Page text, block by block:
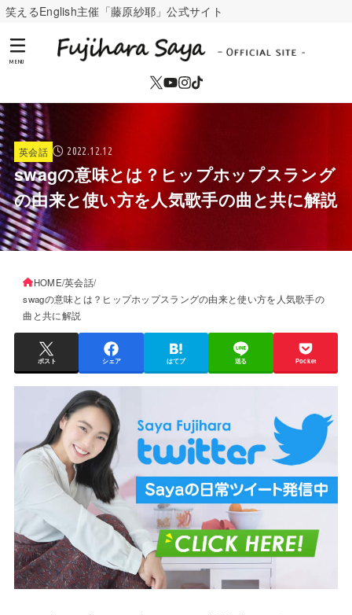
笑えるEnglish主催「藤原紗耶」公式サイト
MENU
英会話 2022.12.12
swagの意味とは？ヒップホップスラング
の由来と使い方を人気歌手の曲と共に解説
HOME 英会話
swagの意味とは？ヒップホップスラングの由来と使い方を人気歌手の
曲と共に解説
ポスト シェア はてブ 送る Pocket